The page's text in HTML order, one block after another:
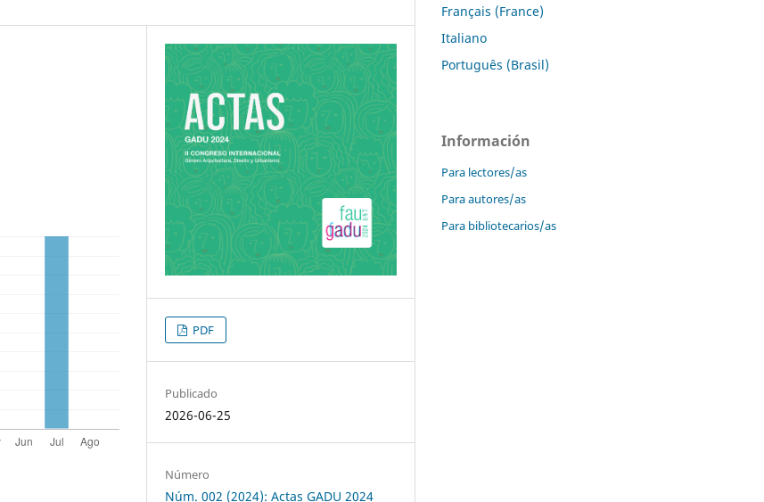
PDF
Publicado
2026-06-25
Número
Núm. 002 (2024): Actas GADU 2024
Français (France)
Italiano
Português (Brasil)
Información
Para lectores/as
Para autores/as
Para bibliotecarios/as